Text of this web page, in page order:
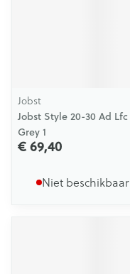
Jobst
Jobst Style 20-30 Ad Lfc
Grey 1
€ 69,40
Niet beschikbaar